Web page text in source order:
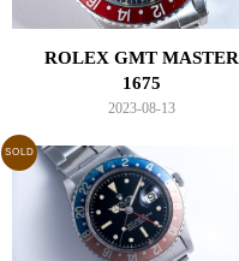
ROLEX GMT MASTER
1675
2023-08-13
SOLD